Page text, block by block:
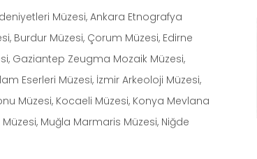
Müzesi, Ankara Etnografya
Burdur Müzesi, Çorum Müzesi, Edirne
Gaziantep Zeugma Mozaik Müzesi,
Eserleri Müzesi, İzmir Arkeoloji Müzesi,
Müzesi, Kocaeli Müzesi, Konya Mevlana
Muğla Marmaris Müzesi, Niğde